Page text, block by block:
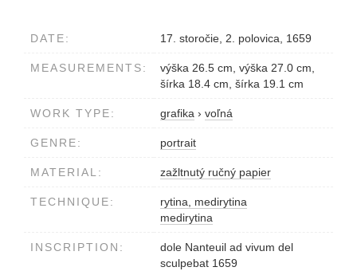
DATE: 17. storočie, 2. polovica, 1659
MEASUREMENTS:
výška 26.5 cm, výška 27.0 cm,
šírka 18.4 cm, šírka 19.1 cm
WORK TYPE: grafika › voľná
GENRE: portrait
MATERIAL: zažltnutý ručný papier
TECHNIQUE:
rytina, medirytina
medirytina
INSCRIPTION:
dole Nanteuil ad vivum del
sculpebat 1659